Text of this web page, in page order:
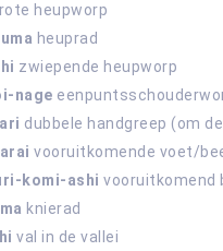
heupworp
heuprad
zwiepende heupworp
nage
dubbele handgreep (om
vooruitkomende voet/
komi-ashi vooruitkomend
knierad
val in de vallei